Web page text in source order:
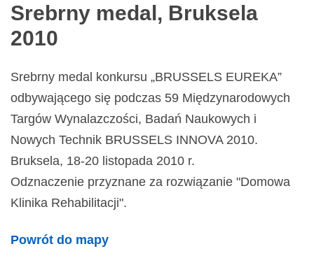
Srebrny medal, Bruksela
2010
Srebrny medal konkursu „BRUSSELS EUREKA”
odbywającego się podczas 59 Międzynarodowych
Targów Wynalazczości, Badań Naukowych i
Nowych Technik BRUSSELS INNOVA 2010.
Bruksela, 18-20 listopada 2010 r.
Odznaczenie przyznane za rozwiązanie "Domowa
Klinika Rehabilitacji".
Powrót do mapy